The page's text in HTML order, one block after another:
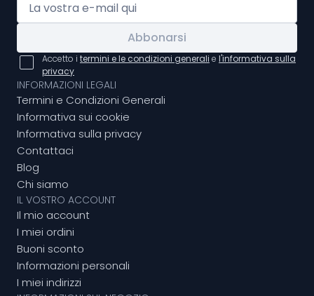
Abbonarsi
Accetto i termini e le condizioni generali e l'informativa sulla
privacy
INFORMAZIONI LEGALI
Termini e Condizioni Generali
Informativa sui cookie
Informativa sulla privacy
Contattaci
Blog
Chi siamo
IL VOSTRO ACCOUNT
Il mio account
I miei ordini
Buoni sconto
Informazioni personali
I miei indirizzi